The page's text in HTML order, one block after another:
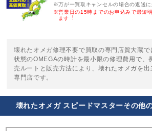
※万が一買取キャンセルの場合の返送
※営業日の15時までのお申込みで最短
ます︕
壊れたオメガ修理不要で買取の専門店質大蔵
状態のOMEGAの時計を最小限の修理費用で、
売ルートと販売方法により、壊れたオメガを
専門店です。
壊れたオメガ スピードマスターその他